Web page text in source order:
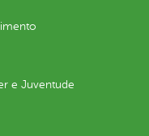
e Juventude